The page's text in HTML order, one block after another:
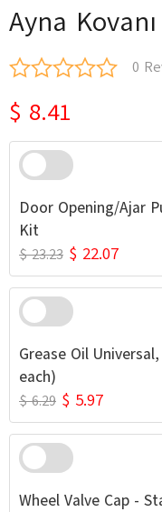
Ayna
0
$ 8.41
Door Opening/Ajar
Kit
$ 23.23 $ 22.07
Grease Oil
each)
$ 6.29 $ 5.97
Wheel Valve Cap -